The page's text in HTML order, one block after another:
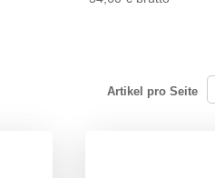
Artikel pro Seite